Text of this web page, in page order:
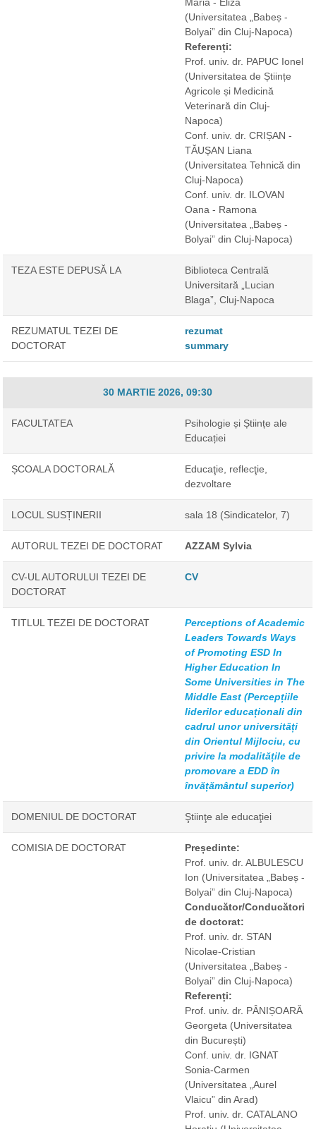
(Universitatea „Babeș -
Bolyai” din Cluj-Napoca)
Referenți:
Prof. univ. dr. PAPUC Ionel
(Universitatea de Științe
Agricole și Medicină
Veterinară din Cluj-
Napoca)
Conf. univ. dr. CRIȘAN -
TĂUȘAN Liana
(Universitatea Tehnică din
Cluj-Napoca)
Conf. univ. dr. ILOVAN
Oana - Ramona
(Universitatea „Babeș -
Bolyai” din Cluj-Napoca)
TEZA ESTE DEPUSĂ LA
Biblioteca Centrală
Universitară „Lucian
Blaga”, Cluj-Napoca
REZUMATUL TEZEI DE
DOCTORAT
rezumat
summary
30 MARTIE 2026, 09:30
FACULTATEA
Psihologie și Științe ale
Educației
ȘCOALA DOCTORALĂ
Educaţie, reflecţie,
dezvoltare
LOCUL SUSȚINERII sala 18 (Sindicatelor, 7)
AUTORUL TEZEI DE DOCTORAT AZZAM Sylvia
CV-UL AUTORULUI TEZEI DE
DOCTORAT
CV
TITLUL TEZEI DE DOCTORAT
Perceptions of Academic
Leaders Towards Ways
of Promoting ESD In
Higher Education In
Some Universities in The
Middle East (Percepțiile
liderilor educaționali din
cadrul unor universități
din Orientul Mijlociu, cu
privire la modalitățile de
promovare a EDD în
învățământul superior)
DOMENIUL DE DOCTORAT Ştiinţe ale educaţiei
COMISIA DE DOCTORAT
Președinte:
Prof. univ. dr. ALBULESCU
Ion (Universitatea „Babeș -
Bolyai” din Cluj-Napoca)
Conducător/Conducători
de doctorat:
Prof. univ. dr. STAN
Nicolae-Cristian
(Universitatea „Babeș -
Bolyai” din Cluj-Napoca)
Referenți:
Prof. univ. dr. PÂNIȘOARĂ
Georgeta (Universitatea
din București)
Conf. univ. dr. IGNAT
Sonia-Carmen
(Universitatea „Aurel
Vlaicu” din Arad)
Prof. univ. dr. CATALANO